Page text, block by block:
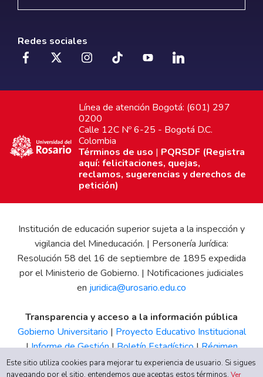
Redes sociales
Línea de atención Bogotá: (601) 297
0200
Calle 12C Nº 6-25 - Bogotá D.C.
Colombia
Términos de uso | PQRSDF (Registra
aquí: felicitaciones, quejas,
reclamos, sugerencias y derechos de
petición)
Institución de educación superior sujeta a la inspección y
vigilancia del Mineducación. | Personería Jurídica:
Resolución 58 del 16 de septiembre de 1895 expedida
por el Ministerio de Gobierno. | Notificaciones judiciales
en juridica@urosario.edu.co
Transparencia y acceso a la información pública
Gobierno Universitario | Proyecto Educativo Institucional
|Informe de Gestión|Boletín Estadístico|Régimen
Tributario|Estados Financieros |Código de Ética| Canal
Este sitio utiliza cookies para mejorar tu experiencia de usuario. Si sigues
navegando por el sitio, entendemos que aceptas estos términos.Ver